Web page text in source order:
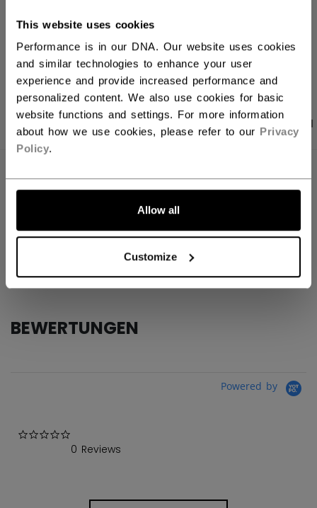
This website uses cookies
Performance is in our DNA. Our website uses cookies
and similar technologies to enhance your user
experience and provide increased performance and
personalized content. We also use cookies for basic
website functions and settings. For more information
about how we use cookies, please refer to our Privacy
Policy.
Allow all
Customize
LINKS ZUM
PRODUKTFOTOS ANGABEN BEWERTUNGEN
ANGABEN
FHO2TB-AD
AGE GROUP
Adult
Team
BEWERTUNGEN
Powered by
0 Reviews